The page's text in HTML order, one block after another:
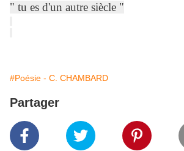
" tu es d'un autre siècle "
#Poésie - C. CHAMBARD
Partager